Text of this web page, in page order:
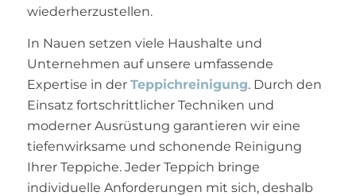
wiederherzustellen.
In Nauen setzen viele Haushalte und
Unternehmen auf unsere umfassende
Expertise in der Teppichreinigung. Durch den
Einsatz fortschrittlicher Techniken und
moderner Ausrüstung garantieren wir eine
tiefenwirksame und schonende Reinigung
Ihrer Teppiche. Jeder Teppich bringe
individuelle Anforderungen mit sich, deshalb